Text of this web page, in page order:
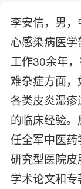
李安信，男
心感染病医
工作30余年
难杂症方面，
各类皮炎湿
的临床经验
任全军中医
研究型医院
学术论文和专